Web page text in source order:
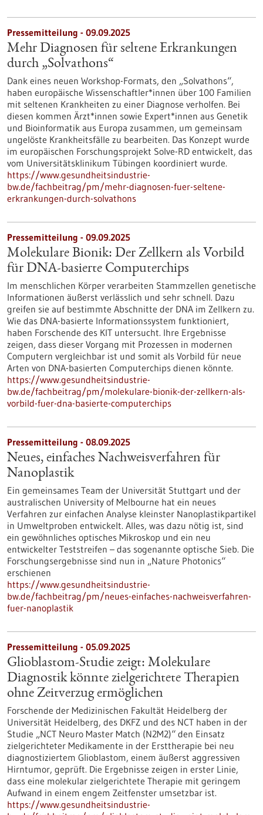
Pressemitteilung - 09.09.2025
Mehr Diagnosen für seltene Erkrankungen
durch „Solvathons“
Dank eines neuen Workshop-Formats, den „Solvathons“,
haben europäische Wissenschaftler*innen über 100 Familien
mit seltenen Krankheiten zu einer Diagnose verholfen. Bei
diesen kommen Ärzt*innen sowie Expert*innen aus Genetik
und Bioinformatik aus Europa zusammen, um gemeinsam
ungelöste Krankheitsfälle zu bearbeiten. Das Konzept wurde
im europäischen Forschungsprojekt Solve-RD entwickelt, das
vom Universitätsklinikum Tübingen koordiniert wurde.
https://www.gesundheitsindustrie-
bw.de/fachbeitrag/pm/mehr-diagnosen-fuer-seltene-
erkrankungen-durch-solvathons
Pressemitteilung - 09.09.2025
Molekulare Bionik: Der Zellkern als Vorbild
für DNA-basierte Computerchips
Im menschlichen Körper verarbeiten Stammzellen genetische
Informationen äußerst verlässlich und sehr schnell. Dazu
greifen sie auf bestimmte Abschnitte der DNA im Zellkern zu.
Wie das DNA-basierte Informationssystem funktioniert,
haben Forschende des KIT untersucht. Ihre Ergebnisse
zeigen, dass dieser Vorgang mit Prozessen in modernen
Computern vergleichbar ist und somit als Vorbild für neue
Arten von DNA-basierten Computerchips dienen könnte.
https://www.gesundheitsindustrie-
bw.de/fachbeitrag/pm/molekulare-bionik-der-zellkern-als-
vorbild-fuer-dna-basierte-computerchips
Pressemitteilung - 08.09.2025
Neues, einfaches Nachweisverfahren für
Nanoplastik
Ein gemeinsames Team der Universität Stuttgart und der
australischen University of Melbourne hat ein neues
Verfahren zur einfachen Analyse kleinster Nanoplastikpartikel
in Umweltproben entwickelt. Alles, was dazu nötig ist, sind
ein gewöhnliches optisches Mikroskop und ein neu
entwickelter Teststreifen – das sogenannte optische Sieb. Die
Forschungsergebnisse sind nun in „Nature Photonics“
erschienen
https://www.gesundheitsindustrie-
bw.de/fachbeitrag/pm/neues-einfaches-nachweisverfahren-
fuer-nanoplastik
Pressemitteilung - 05.09.2025
Glioblastom-Studie zeigt: Molekulare
Diagnostik könnte zielgerichtete Therapien
ohne Zeitverzug ermöglichen
Forschende der Medizinischen Fakultät Heidelberg der
Universität Heidelberg, des DKFZ und des NCT haben in der
Studie „NCT Neuro Master Match (N2M2)“ den Einsatz
zielgerichteter Medikamente in der Ersttherapie bei neu
diagnostiziertem Glioblastom, einem äußerst aggressiven
Hirntumor, geprüft. Die Ergebnisse zeigen in erster Linie,
dass eine molekular zielgerichtete Therapie mit geringem
Aufwand in einem engem Zeitfenster umsetzbar ist.
https://www.gesundheitsindustrie-